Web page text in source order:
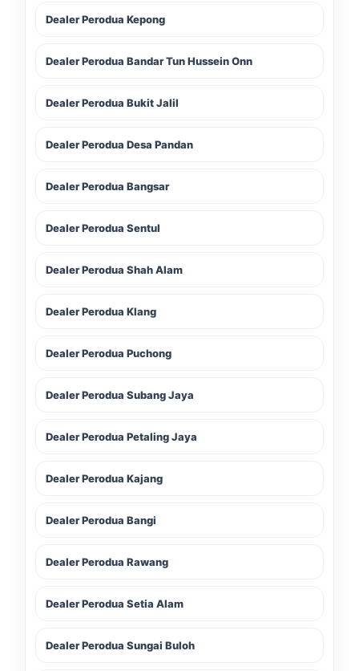
Dealer Perodua Kepong
Dealer Perodua Bandar Tun Hussein Onn
Dealer Perodua Bukit Jalil
Dealer Perodua Desa Pandan
Dealer Perodua Bangsar
Dealer Perodua Sentul
Dealer Perodua Shah Alam
Dealer Perodua Klang
Dealer Perodua Puchong
Dealer Perodua Subang Jaya
Dealer Perodua Petaling Jaya
Dealer Perodua Kajang
Dealer Perodua Bangi
Dealer Perodua Rawang
Dealer Perodua Setia Alam
Dealer Perodua Sungai Buloh